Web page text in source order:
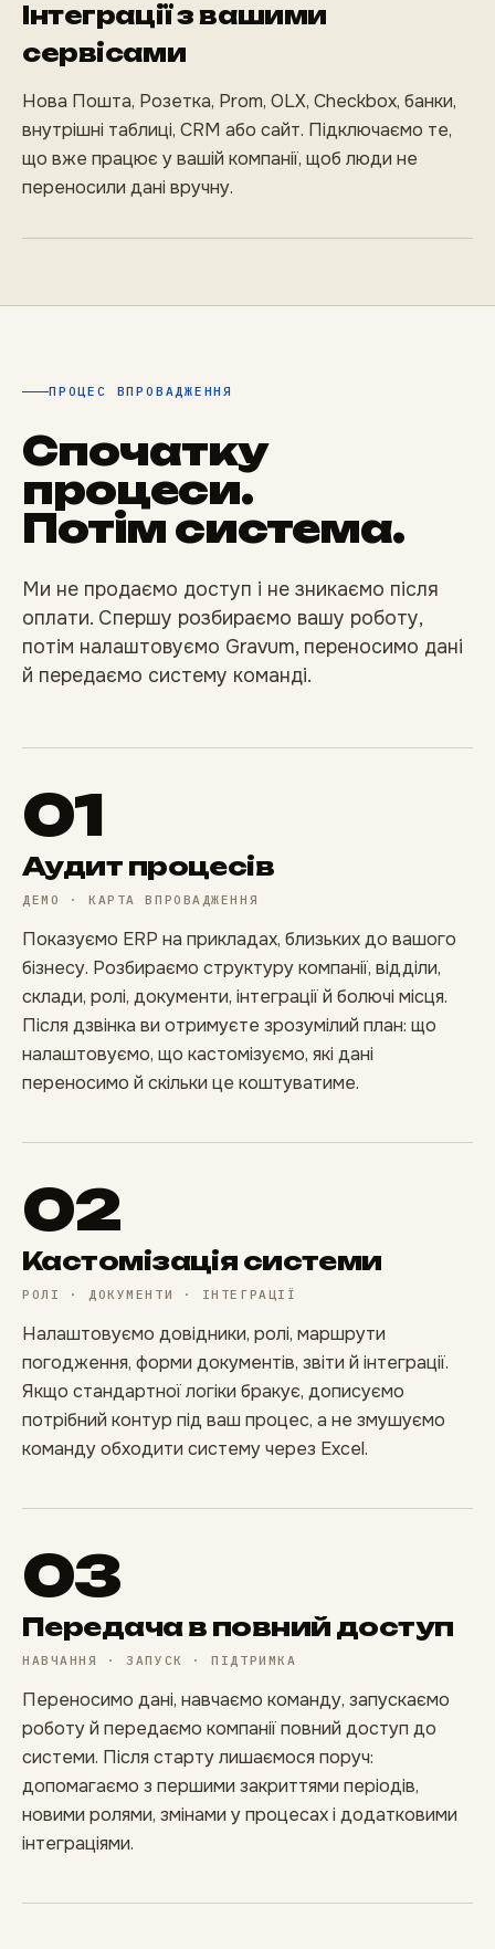
Інтеграції з вашими
сервісами
Нова Пошта, Розетка, Prom, OLX, Checkbox, банки,
внутрішні таблиці, CRM або сайт. Підключаємо те,
що вже працює у вашій компанії, щоб люди не
переносили дані вручну.
ПРОЦЕС ВПРОВАДЖЕННЯ
Спочатку
процеси.
Потім система.
Ми не продаємо доступ і не зникаємо після
оплати. Спершу розбираємо вашу роботу,
потім налаштовуємо Gravum, переносимо дані
й передаємо систему команді.
01
Аудит процесів
ДЕМО · КАРТА ВПРОВАДЖЕННЯ
Показуємо ERP на прикладах, близьких до вашого
бізнесу. Розбираємо структуру компанії, відділи,
склади, ролі, документи, інтеграції й болючі місця.
Після дзвінка ви отримуєте зрозумілий план: що
налаштовуємо, що кастомізуємо, які дані
переносимо й скільки це коштуватиме.
02
Кастомізація системи
РОЛІ · ДОКУМЕНТИ · ІНТЕГРАЦІЇ
Налаштовуємо довідники, ролі, маршрути
погодження, форми документів, звіти й інтеграції.
Якщо стандартної логіки бракує, дописуємо
потрібний контур під ваш процес, а не змушуємо
команду обходити систему через Excel.
03
Передача в повний доступ
НАВЧАННЯ · ЗАПУСК · ПІДТРИМКА
Переносимо дані, навчаємо команду, запускаємо
роботу й передаємо компанії повний доступ до
системи. Після старту лишаємося поруч:
допомагаємо з першими закриттями періодів,
новими ролями, змінами у процесах і додатковими
інтеграціями.